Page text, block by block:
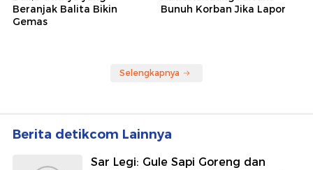
Beranjak Balita Bikin
Gemas
Bunuh Korban Jika Lapor
Selengkapnya
Berita detikcom Lainnya
Sar Legi: Gule Sapi Goreng dan